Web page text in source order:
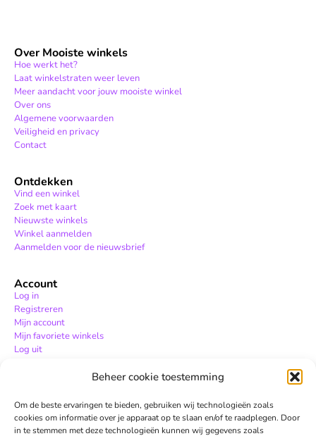
Beheer cookie toestemming
Om de beste ervaringen te bieden, gebruiken wij technologieën zoals
cookies om informatie over je apparaat op te slaan en/of te raadplegen. Door
in te stemmen met deze technologieën kunnen wij gegevens zoals
Over Mooiste winkels
Hoe werkt het?
Laat winkelstraten weer leven
Meer aandacht voor jouw mooiste winkel
Over ons
Algemene voorwaarden
Veiligheid en privacy
Contact
Ontdekken
Vind een winkel
Zoek met kaart
Nieuwste winkels
Winkel aanmelden
Aanmelden voor de nieuwsbrief
Account
Log in
Registreren
Mijn account
Mijn favoriete winkels
Log uit
Hulpcentrum
Contact